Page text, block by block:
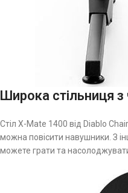
Широка стільниця
Стіл X-Mate 1400 від Diablo
можна повісити навушники. З
можете грати та